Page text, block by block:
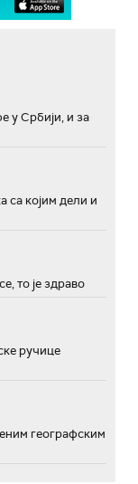
у Србији, и за
са којим дели и
то је здраво
ручице
географским